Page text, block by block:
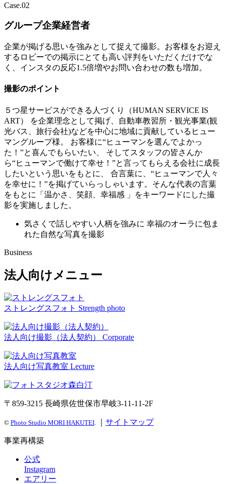
Case.02
グループ企業経営者
企業が掲げる思いを強みとして捉えて撮影。お客様をお迎え
するロビーでの掲示にとても高い評判をいただくだけでな
く、インスタの反応1.5倍増やお問い合わせの数も増加。
撮影のポイント
５つ星サービスができる人づくり（HUMAN SERVICE IS
ART） を企業理念として掲げ、自動車教習所・観光事業(観
光バス、旅行会社)などを中心に地域に貢献しているヒュー
マングループ様。 お客様に“ヒューマンを選んでよかっ
た！”と喜んでもらいたい、 そしてスタッフの皆さんか
ら“ヒューマンで働けて幸せ！”と言ってもらえる会社に成長
したいという思いをもとに、 合言葉に、“ヒューマンで人々
を幸せに！”を掲げていらっしゃいます。そんな代表の言葉
をもとに「温かさ、笑顔、幸福感 」をキーワードにした撮
影を実施しました。
気さくで話しやすい人柄を強みに 幸福のオーラに包ま
れた自然な写真を撮影
Business
法人向けメニュー
ストレングスフォト Strength photo
法人向け撮影（法人契約） Corporate
法人向け写真教室 Lecture
〒859-3215 長崎県佐世保市早岐3-11-11-2F
© Photo Studio MORI HAKUTEI. サイトマップ
事業再構築
公式
Instagram
エアリー